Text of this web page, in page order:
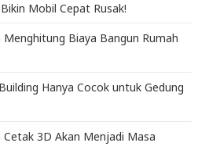
Mobil Cepat Rusak!
Biaya Bangun Rumah
Hanya Cocok untuk Gedung
3D Akan Menjadi Masa